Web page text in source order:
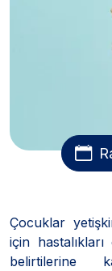
Çocuklar
için hastalıkları
belirtilerine